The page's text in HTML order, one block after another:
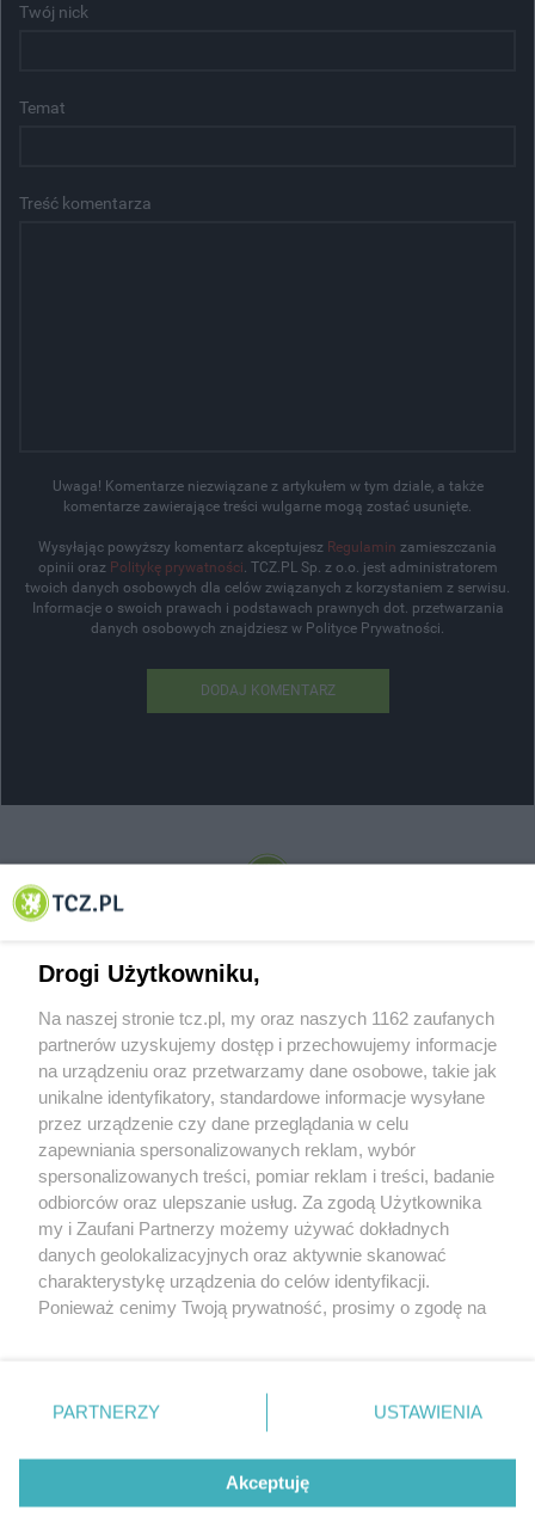
Twój nick
Temat
Treść komentarza
Uwaga! Komentarze niezwiązane z artykułem w tym dziale, a także
komentarze zawierające treści wulgarne mogą zostać usunięte.
Wysyłając powyższy komentarz akceptujesz Regulamin zamieszczania
opinii oraz Politykę prywatności . TCZ.PL Sp. z o.o. jest administratorem
twoich danych osobowych dla celów związanych z korzystaniem z serwisu.
Informacje o swoich prawach i podstawach prawnych dot. przetwarzania
danych osobowych znajdziesz w Polityce Prywatności.
DODAJ KOMENTARZ
© 2001-2026 Tczew - TCZ.PL Sp. z o.o. Internetowy Serwis Informacyjny Miasta
O FIRMIE POLITYKA PRYWATNOŚCI HOSTING
REKLAMA WSPÓŁPRACA RSS FACEBOOK KONTAKT
Nasze serwisy
Aktualności
Tcz24
Historia miasta
Muzyka i kultura
Archiwum wydarzeń
Zdjęcia miasta
Drogi Użytkowniku,
Na naszej stronie tcz.pl, my oraz naszych 1162 zaufanych
partnerów uzyskujemy dostęp i przechowujemy informacje
na urządzeniu oraz przetwarzamy dane osobowe, takie jak
unikalne identyfikatory, standardowe informacje wysyłane
przez urządzenie czy dane przeglądania w celu
zapewniania spersonalizowanych reklam, wybór
spersonalizowanych treści, pomiar reklam i treści, badanie
odbiorców oraz ulepszanie usług. Za zgodą Użytkownika
my i Zaufani Partnerzy możemy używać dokładnych
danych geolokalizacyjnych oraz aktywnie skanować
charakterystykę urządzenia do celów identyfikacji.
Ponieważ cenimy Twoją prywatność, prosimy o zgodę na
znajdujący się w lewym dolnym rogu strony
. Niektóre
przetwarzaniu. Preferencje będą miały zastosowania tylko
PARTNERZY USTAWIENIA
Akceptuję